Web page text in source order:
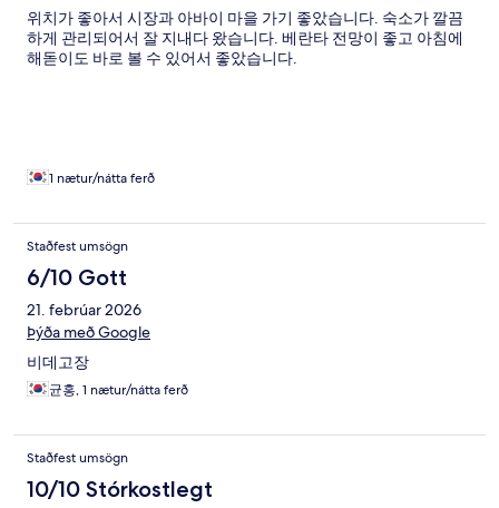
위치가 좋아서 시장과 아바이 마을 가기 좋았습니다. 숙소가 깔끔
하게 관리되어서 잘 지내다 왔습니다. 베란타 전망이 좋고 아침에
해돋이도 바로 볼 수 있어서 좋았습니다.
1 nætur/nátta ferð
Staðfest umsögn
6/10 Gott
21. febrúar 2026
Þýða með Google
비데고장
균홍, 1 nætur/nátta ferð
Staðfest umsögn
10/10 Stórkostlegt